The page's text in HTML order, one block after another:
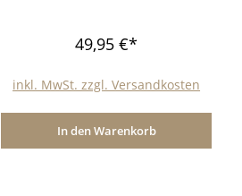
49,95 €*
inkl. MwSt. zzgl. Versandkosten
In den Warenkorb